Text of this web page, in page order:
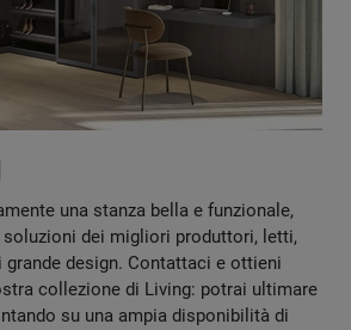
una stanza bella e funzionale,
dei migliori produttori, letti,
design. Contattaci e ottieni
collezione di Living: potrai ultimare
su una ampia disponibilità di